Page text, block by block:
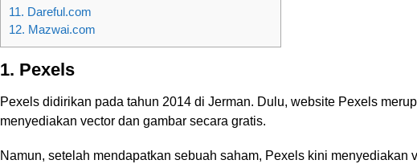
11. Dareful.com
12. Mazwai.com
1. Pexels
Pexels didirikan pada tahun 2014 di Jerman. Dulu, website Pexels
menyediakan vector dan gambar secara gratis.
Namun, setelah mendapatkan sebuah saham, Pexels kini menyediakan